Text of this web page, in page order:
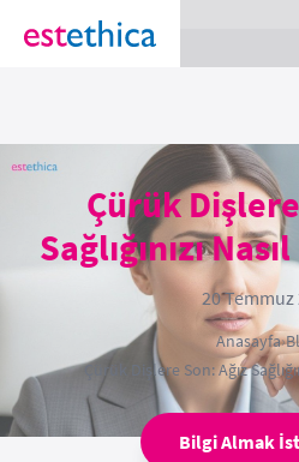
section Service {
Çürük
Sağlığınızı
20 Temmuz
Anasayfa›
Çürük Dişlere Son: Ağız
Bilgi Almak